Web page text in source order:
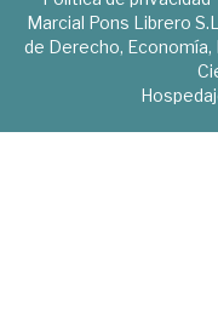
Marcial Pons Librero
de Derecho, Economía,